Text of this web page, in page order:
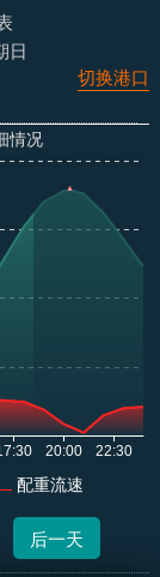
日
切换港口
情况
配重流速
后一天